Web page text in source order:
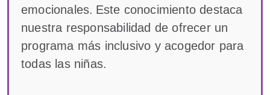
emocionales. Este conocimiento destaca
nuestra responsabilidad de ofrecer un
programa más inclusivo y acogedor para
todas las niñas.